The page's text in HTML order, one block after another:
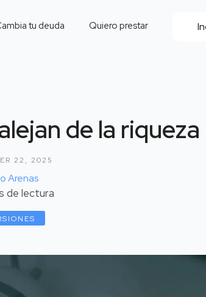
tu deuda Quiero prestar
de la riqueza
22, 2025
Arenas
de lectura